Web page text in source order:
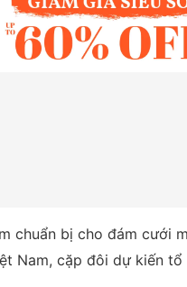
chuẩn bị cho đám cưới
Nam, cặp đôi dự kiến